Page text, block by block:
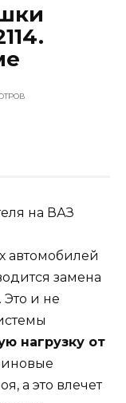
автомобилей
замена
Это и не
нагрузку от
а это влечет